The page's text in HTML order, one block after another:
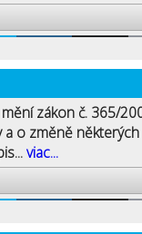
zákon č. 365/
o změně některých
viac...